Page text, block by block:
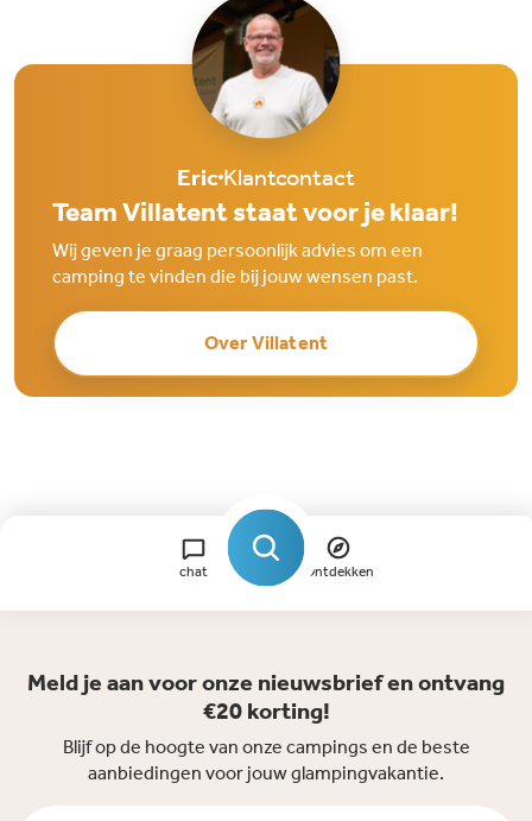
Eric Klantcontact
Team Villatent staat voor je klaar!
Wij geven je graag persoonlijk advies om een
camping te vinden die bij jouw wensen past.
Over Villatent
chat Ontdekken
Meld je aan voor onze nieuwsbrief en ontvang
€20 korting!
Blijf op de hoogte van onze campings en de beste
aanbiedingen voor jouw glampingvakantie.